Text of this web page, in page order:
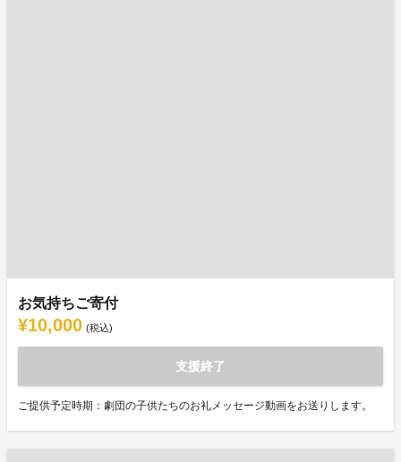
お気持ちご寄付
¥10,000 (税込)
支援終了
ご提供予定時期：劇団の子供たちのお礼メッセージ動画をお送りします。